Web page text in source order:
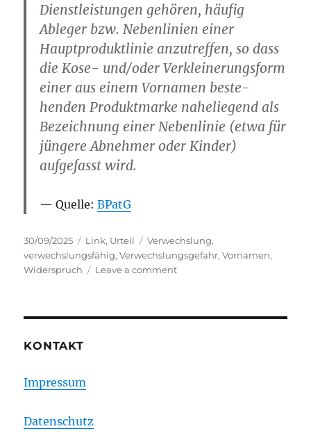
Dienstleistungen gehören, häufig
Ableger bzw. Nebenlinien einer
Hauptproduktlinie anzutreffen, so dass
die Kose- und/oder Verkleinerungsform
einer aus einem Vornamen beste-
henden Produktmarke naheliegend als
Bezeichnung einer Nebenlinie (etwa für
jüngere Abnehmer oder Kinder)
aufgefasst wird.
Quelle:BPatG
Posted
on
30/09/2025 Categories
Link, Urteil Tags
Verwechslung,
verwechslungsfähig,Verwechslungsgefahr,Vornamen,
Widerspruch
Leave a commenton
KONTAKT
Impressum
Datenschutz